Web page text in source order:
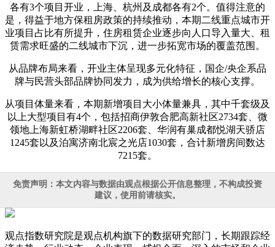
各有3个项目开业，上海、杭州及成都各有2个。值得注意的
是，得益于地方保租房政策的持续推动，本期二线重点城市开
业项目占比有所提升，住房租赁企业逐步向人口导入量大、租
赁需求旺盛的二线城市下沉，进一步拓宽市场的覆盖范围。
从品牌布局来看，开业主体呈现多元化特征，国企/央企系品
牌与民营头部品牌协同发力，成为供给增长的核心支撑。
从项目体量来看，本期新增项目大小体量兼具，其中千套级及
以上大型项目有4个，包括招商伊敦合肥高新社区2734套、微
领地上海新虹桥湖畔社区2206套、华润有巢成都悦湖天骄店
1245套以及泊寓济南北宸之光店1030套，合计新增房间数达
7215套。
免责声明：本文内容与数据由观点根据公开信息整理，不构成投资
建议，使用前请核实。
观点指数研究院是观点机构旗下的数据研究部门，长期跟踪经